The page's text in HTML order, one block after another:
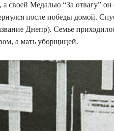
своей Медалью “За отвагу”
после победы домой.
Днепр). Семье
а мать уборщицей.